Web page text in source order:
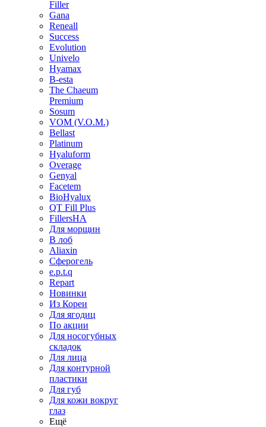
Filler
Gana
Reneall
Success
Evolution
Univelo
Hyamax
B-esta
The Chaeum
Premium
Sosum
VOM (V.O.M.)
Bellast
Platinum
Hyaluform
Overage
Genyal
Facetem
BioHyalux
QT Fill Plus
FillersHA
Для морщин
В лоб
Aliaxin
Сферогель
e.p.t.q
Repart
Новинки
Из Кореи
Для ягодиц
По акции
Для носогубных
складок
Для лица
Для контурной
пластики
Для губ
Для кожи вокруг
глаз
Ещё